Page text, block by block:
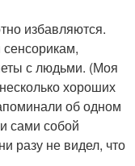
избавляются.
сенсорикам,
с людьми. (Моя
хороших
об одном
сами собой
разу не видел, что